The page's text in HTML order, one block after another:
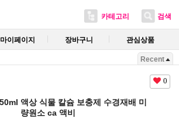
카테고리 검색
마이페이지 장바구니 관심상품
Recent
0
액상 식물 칼슘 보충제 수경재배 미
량원소 ca 액비